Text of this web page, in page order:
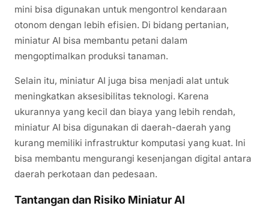
mini bisa digunakan untuk mengontrol kendaraan
otonom dengan lebih efisien. Di bidang pertanian,
miniatur AI bisa membantu petani dalam
mengoptimalkan produksi tanaman.
Selain itu, miniatur AI juga bisa menjadi alat untuk
meningkatkan aksesibilitas teknologi. Karena
ukurannya yang kecil dan biaya yang lebih rendah,
miniatur AI bisa digunakan di daerah-daerah yang
kurang memiliki infrastruktur komputasi yang kuat. Ini
bisa membantu mengurangi kesenjangan digital antara
daerah perkotaan dan pedesaan.
Tantangan dan Risiko Miniatur AI